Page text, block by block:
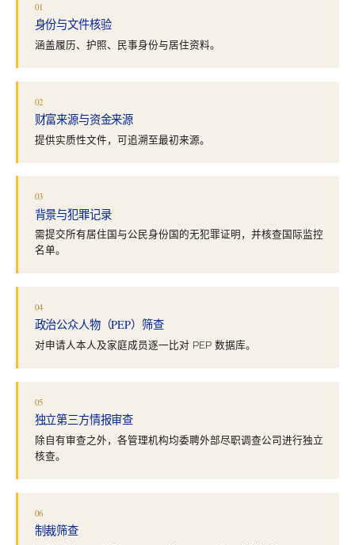
01
身份与文件核验
涵盖履历、护照、民事身份与居住资料。
02
财富来源与资金来源
提供实质性文件，可追溯至最初来源。
03
背景与犯罪记录
需提交所有居住国与公民身份国的无犯罪证明，并核查国际监控
名单。
04
政治公众人物（PEP）筛查
对申请人本人及家庭成员逐一比对 PEP 数据库。
05
独立第三方情报审查
除自有审查之外，各管理机构均委聘外部尽职调查公司进行独立
核查。
06
制裁筛查